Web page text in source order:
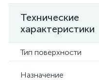
Технические
характеристики
Тип поверхности
Назначение